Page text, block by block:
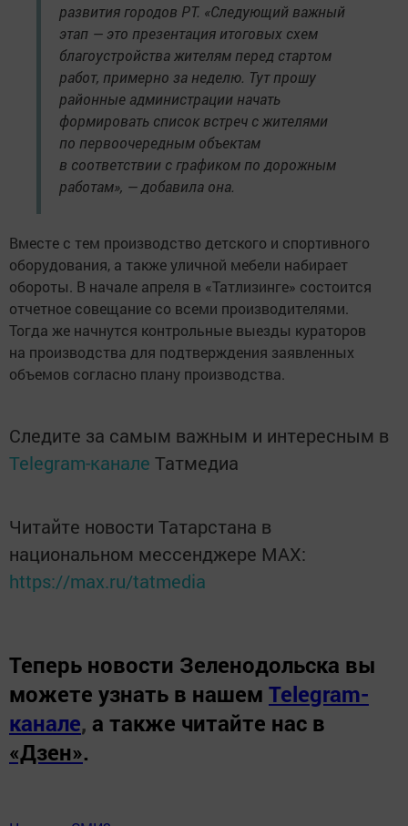
развития городов РТ. «Следующий важный
этап — это презентация итоговых схем
благоустройства жителям перед стартом
работ, примерно за неделю. Тут прошу
районные администрации начать
формировать список встреч с жителями
по первоочередным объектам
в соответствии с графиком по дорожным
работам», — добавила она.
Вместе с тем производство детского и спортивного
оборудования, а также уличной мебели набирает
обороты. В начале апреля в «Татлизинге» состоится
отчетное совещание со всеми производителями.
Тогда же начнутся контрольные выезды кураторов
на производства для подтверждения заявленных
объемов согласно плану производства.
Следите за самым важным и интересным в
Telegram-канале Татмедиа
Читайте новости Татарстана в
национальном мессенджере MАХ:
https://max.ru/tatmedia
Теперь новости Зеленодольска вы
можете узнать в нашем Telegram-
канале, а также читайте нас в
«Дзен».